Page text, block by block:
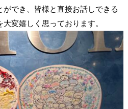
でき、皆様と直接お話しできる
変嬉しく思っております。